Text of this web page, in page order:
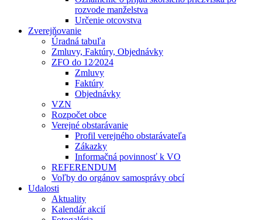
rozvode manželstva
Určenie otcovstva
Zverejňovanie
Úradná tabuľa
Zmluvy, Faktúry, Objednávky
ZFO do 12⁄2024
Zmluvy
Faktúry
Objednávky
VZN
Rozpočet obce
Verejné obstarávanie
Profil verejného obstarávateľa
Zákazky
Informačná povinnosť k VO
REFERENDUM
Voľby do orgánov samosprávy obcí
Udalosti
Aktuality
Kalendár akcií